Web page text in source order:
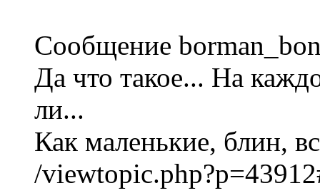
Сообщение
Да что такое... На
ли...
Как маленькие, блин,
/